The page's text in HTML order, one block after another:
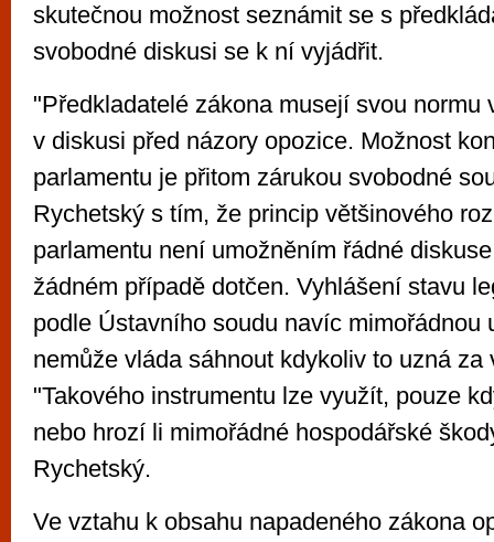
skutečnou možnost seznámit se s
svobodné diskusi se k ní vyjádřit.
"Předkladatelé zákona musejí svou normu
v diskusi před názory opozice. Možnost
parlamentu je přitom zárukou svobodné
Rychetský s tím, že princip většinového
parlamentu není umožněním řádné
žádném případě dotčen. Vyhlášení stavu
podle Ústavního soudu navíc mimořádnou
nemůže vláda sáhnout kdykoliv to uzná za
"Takového instrumentu lze využít, pouze
nebo hrozí li mimořádné hospodářské
Rychetský.
Ve vztahu k obsahu napadeného zákona